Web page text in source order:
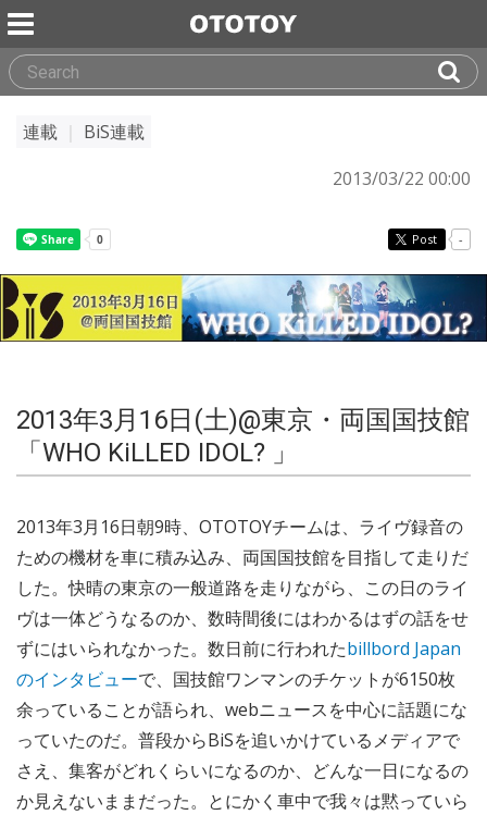
連載
BiS連載
2013/03/22 00:00
Post -
2013年3月16日(土)@東京・両国国技館
「WHO KiLLED IDOL? 」
2013年3月16日朝9時、OTOTOYチームは、ライヴ録音の
ための機材を車に積み込み、両国国技館を目指して走りだ
した。快晴の東京の一般道路を走りながら、この日のライ
ヴは一体どうなるのか、数時間後にはわかるはずの話をせ
ずにはいられなかった。数日前に行われたbillbord Japan
のインタビューで、国技館ワンマンのチケットが6150枚
余っていることが語られ、webニュースを中心に話題にな
っていたのだ。普段からBiSを追いかけているメディアで
さえ、集客がどれくらいになるのか、どんな一日になるの
か見えないままだった。とにかく車中で我々は黙っていら